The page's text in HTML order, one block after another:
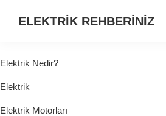
ELEKTRİK REHBERİNİZ
HER
ŞEY...
Elektrik Nedir?
Elektrik
Elektrik Motorları